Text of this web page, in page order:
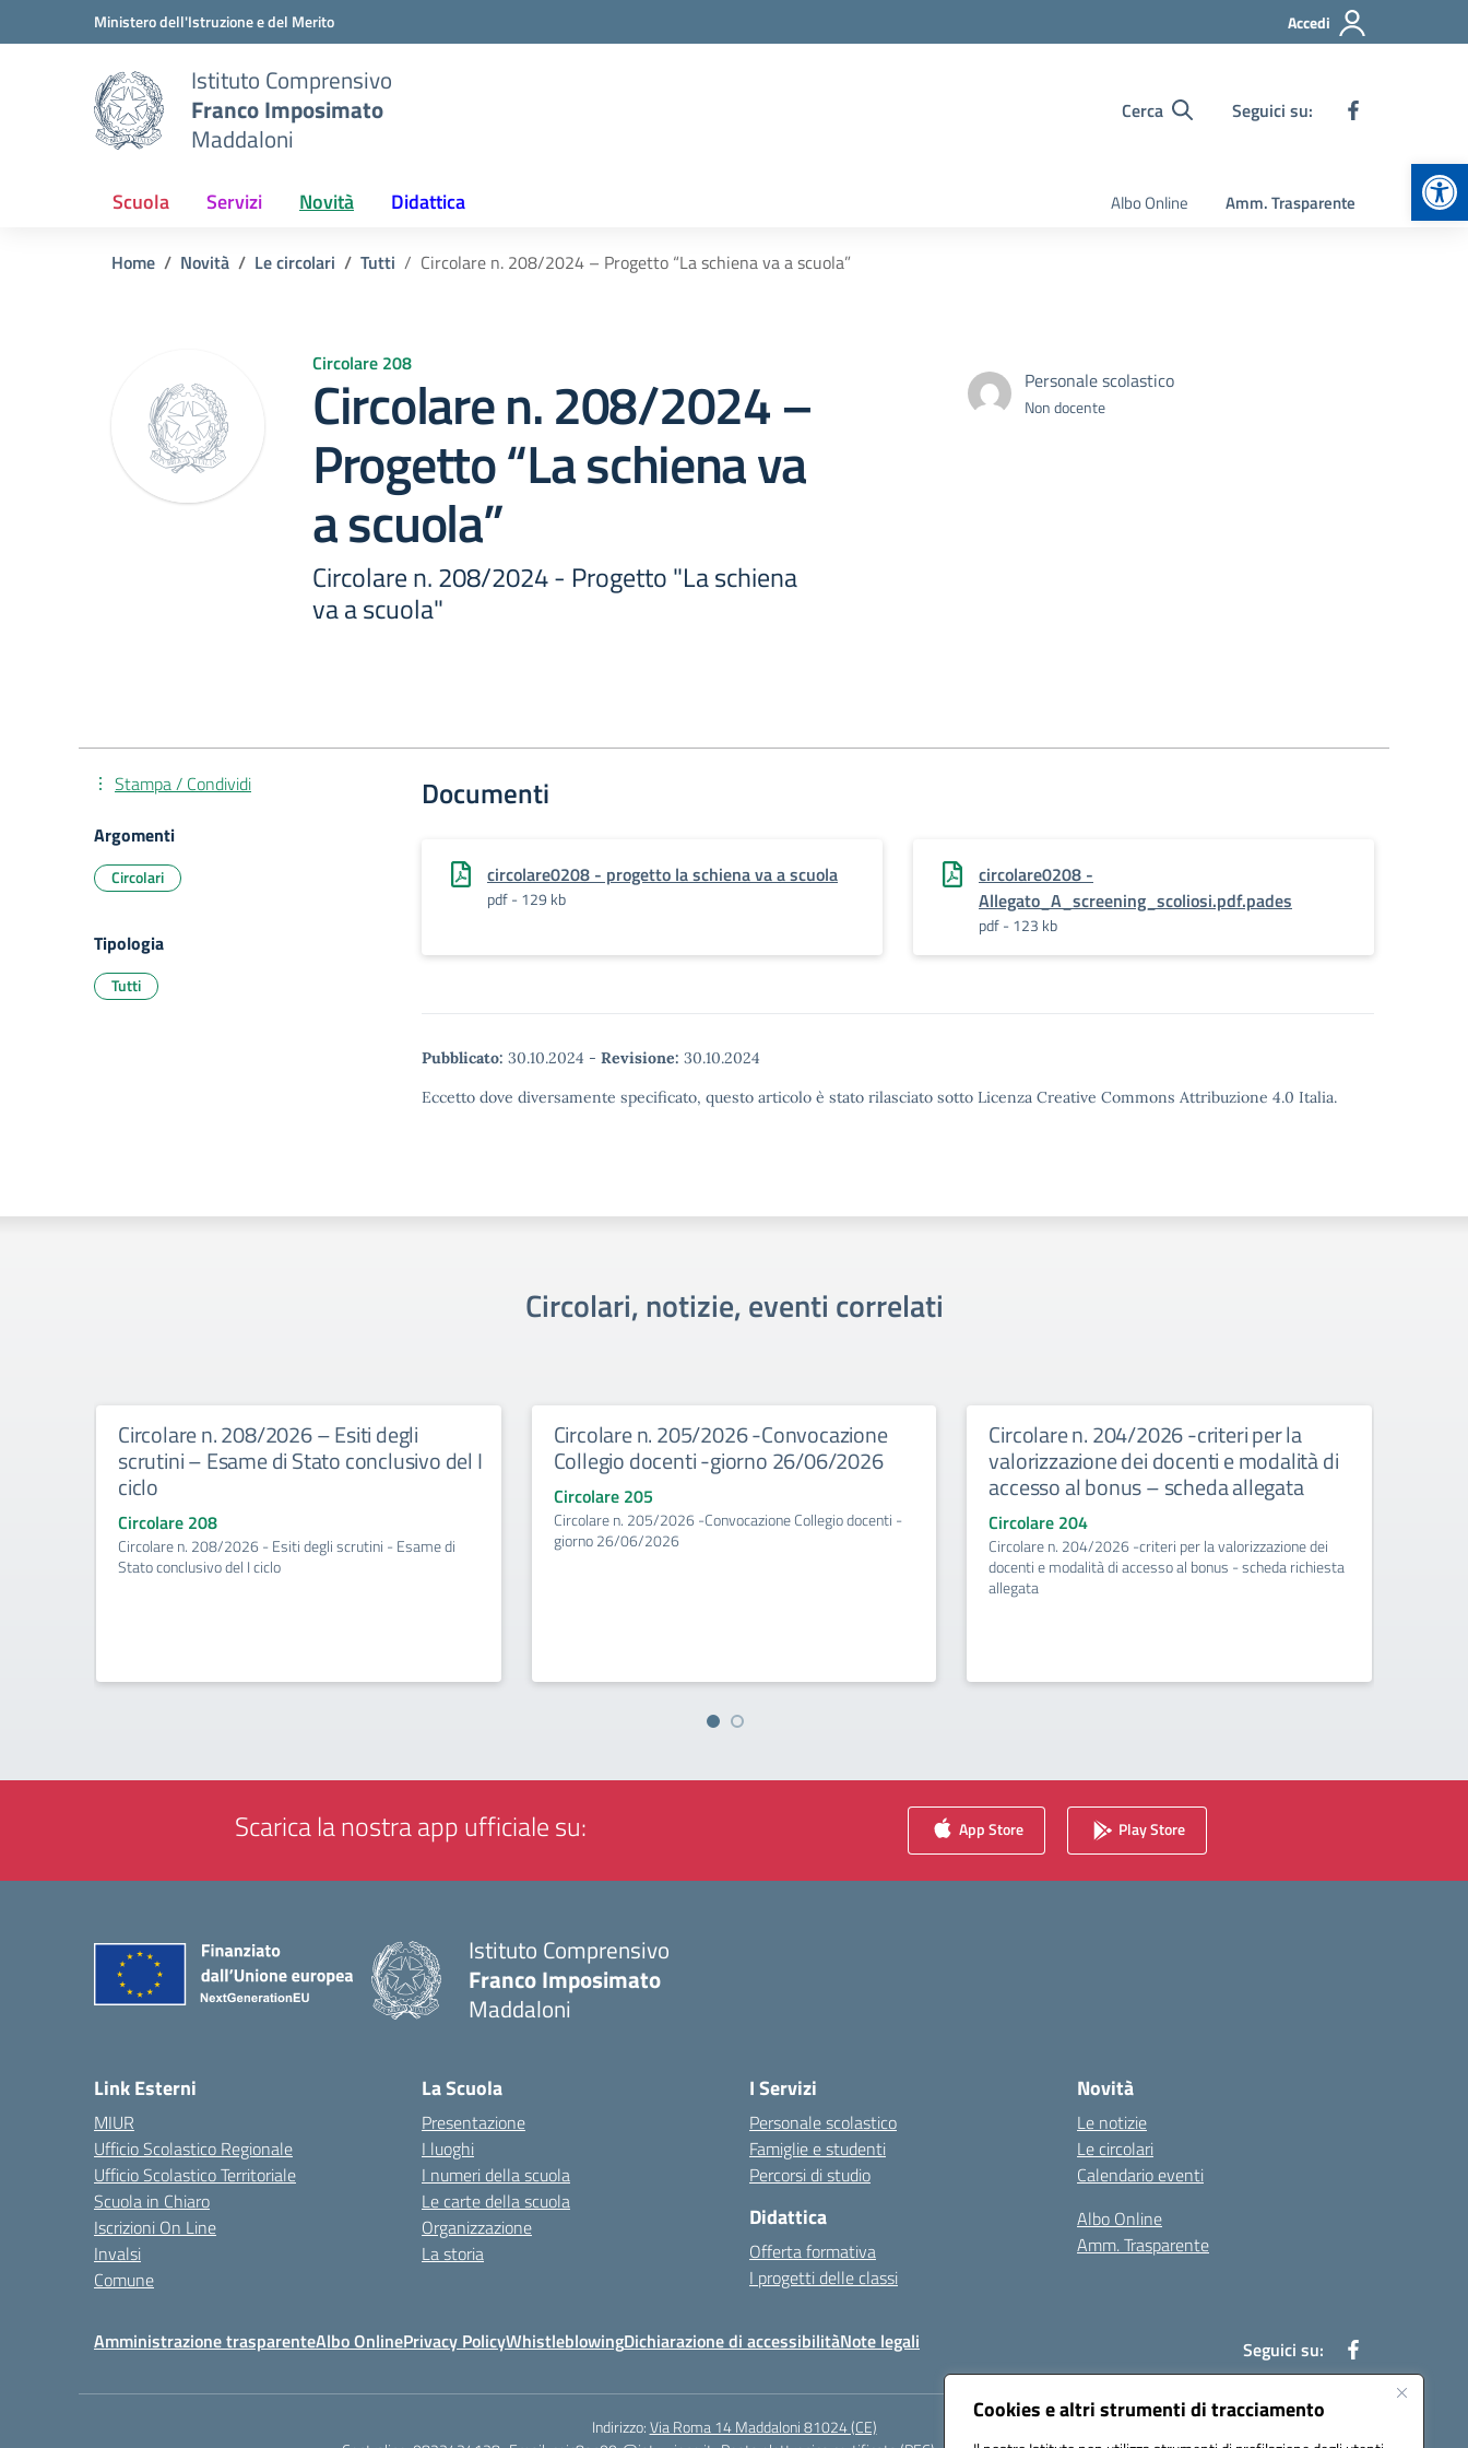
Cookies e altri strumenti di tracciamento
Vai ai contenuti
Vai al menu di navigazioneMinistero dell'Istruzione e del Merito Accedi
Istituto Comprensivo
Franco Imposimato
Maddaloni
Cerca Seguici su:
Scuola Servizi Novità Didattica Albo Online Amm. Trasparente
Home Novità Le circolari Tutti Circolare n. 208/2024 – Progetto “La schiena va a scuola”
Circolare 208
Circolare n. 208/2024 –
Progetto “La schiena va
a scuola”
Circolare n. 208/2024 - Progetto "La schiena
va a scuola"
Personale scolastico
Non docente
Documenti
circolare0208 - progetto la schiena va a scuola
pdf - 129 kb
circolare0208 -
Allegato_A_screening_scoliosi.pdf.pades
pdf - 123 kb
Pubblicato: 30.10.2024 - Revisione: 30.10.2024
Eccetto dove diversamente specificato, questo articolo è stato rilasciato sotto Licenza Creative Commons Attribuzione 4.0 Italia.
Stampa / Condividi
Argomenti
Circolari
Tipologia
Tutti
Circolari, notizie, eventi correlati
Circolare n. 208/2026 – Esiti degli
scrutini – Esame di Stato conclusivo del I
ciclo
Circolare 208
Circolare n. 208/2026 - Esiti degli scrutini - Esame di
Stato conclusivo del I ciclo
Circolare n. 205/2026 -Convocazione
Collegio docenti -giorno 26/06/2026
Circolare 205
Circolare n. 205/2026 -Convocazione Collegio docenti -
giorno 26/06/2026
Circolare n. 204/2026 -criteri per la
valorizzazione dei docenti e modalità di
accesso al bonus – scheda allegata
Circolare 204
Circolare n. 204/2026 -criteri per la valorizzazione dei
docenti e modalità di accesso al bonus - scheda richiesta
allegata
Scarica la nostra app ufficiale su: App Store Play Store
Istituto Comprensivo
Franco Imposimato
Maddaloni
Link Esterni
MIUR
Ufficio Scolastico Regionale
Ufficio Scolastico Territoriale
Scuola in Chiaro
Iscrizioni On Line
Invalsi
Comune
La Scuola
Presentazione
I luoghi
I numeri della scuola
Le carte della scuola
Organizzazione
La storia
I Servizi
Personale scolastico
Famiglie e studenti
Percorsi di studio
Didattica
Offerta formativa
I progetti delle classi
Novità
Le notizie
Le circolari
Calendario eventi
Albo Online
Amm. Trasparente
Amministrazione trasparenteAlbo OnlinePrivacy PolicyWhistleblowingDichiarazione di accessibilitàNote legali Seguici su:
Indirizzo:Via Roma 14 Maddaloni 81024 (CE)